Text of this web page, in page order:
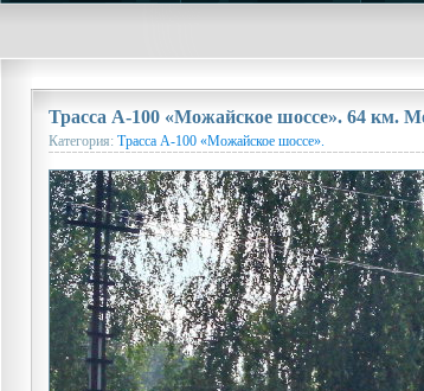
Трасса А-100 «Можайское шоссе». 64 км.
Категория: Трасса А-100 «Можайское шоссе».